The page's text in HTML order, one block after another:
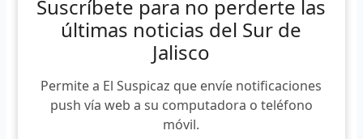
Suscríbete para no perderte las
últimas noticias del Sur de
Jalisco
Permite a El Suspicaz que envíe notificaciones
push vía web a su computadora o teléfono
móvil.